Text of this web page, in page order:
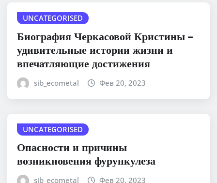
UNCATEGORISED
Биография Черкасовой Кристины –
удивительные истории жизни и
впечатляющие достижения
sib_ecometal Фев 20, 2023
UNCATEGORISED
Опасности и причины
возникновения фурункулеза
sib_ecometal Фев 20, 2023